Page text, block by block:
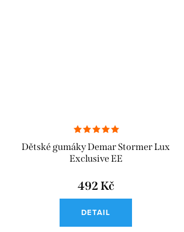
Dětské gumáky Demar Stormer Lux
Exclusive EE
492 Kč
DETAIL